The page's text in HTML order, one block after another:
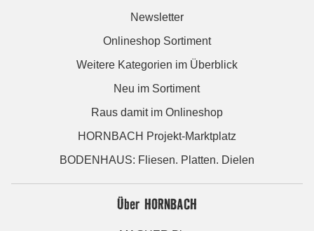
Newsletter
Onlineshop Sortiment
Weitere Kategorien im Überblick
Neu im Sortiment
Raus damit im Onlineshop
HORNBACH Projekt-Marktplatz
BODENHAUS: Fliesen. Platten. Dielen
Über HORNBACH